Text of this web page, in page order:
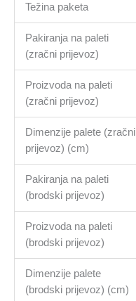
Težina paketa
Pakiranja na paleti
(zračni prijevoz)
Proizvoda na paleti
(zračni prijevoz)
Dimenzije palete (zračni
prijevoz) (cm)
Pakiranja na paleti
(brodski prijevoz)
Proizvoda na paleti
(brodski prijevoz)
Dimenzije palete
(brodski prijevoz) (cm)